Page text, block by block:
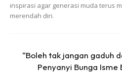
Anda mungkin
inspirasi agar generasi muda terus
merendah diri.
“Boleh tak jangan gaduh
Penyanyi Bunga Isme